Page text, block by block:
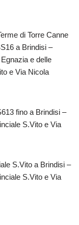
di Torre Canne
a Brindisi –
e delle
e Via Nicola
fino a Brindisi –
S.Vito e Via
S.Vito a Brindisi –
S.Vito e Via